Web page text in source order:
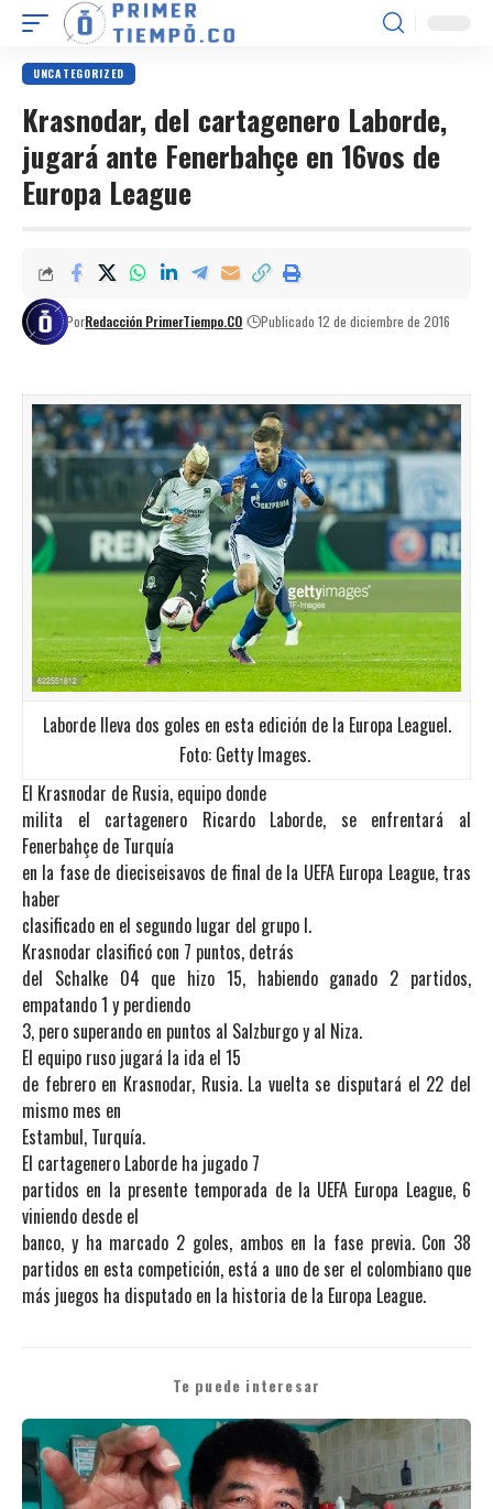
UNCATEGORIZED
Krasnodar, del cartagenero Laborde,
jugará ante Fenerbahçe en 16vos de
Europa League
PorRedacción PrimerTiempo.CO Publicado 12 de diciembre de 2016
Laborde lleva dos goles en esta edición de la Europa Leaguel.
Foto: Getty Images.
El Krasnodar de Rusia, equipo donde
milita el cartagenero Ricardo Laborde, se enfrentará al
Fenerbahçe de Turquía
en la fase de dieciseisavos de final de la UEFA Europa League, tras
haber
clasificado en el segundo lugar del grupo I.
Krasnodar clasificó con 7 puntos, detrás
del Schalke 04 que hizo 15, habiendo ganado 2 partidos,
empatando 1 y perdiendo
3, pero superando en puntos al Salzburgo y al Niza.
El equipo ruso jugará la ida el 15
de febrero en Krasnodar, Rusia. La vuelta se disputará el 22 del
mismo mes en
Estambul, Turquía.
El cartagenero Laborde ha jugado 7
partidos en la presente temporada de la UEFA Europa League, 6
viniendo desde el
banco, y ha marcado 2 goles, ambos en la fase previa. Con 38
partidos en esta competición, está a uno de ser el colombiano que
más juegos ha disputado en la historia de la Europa League.
Te puede interesar